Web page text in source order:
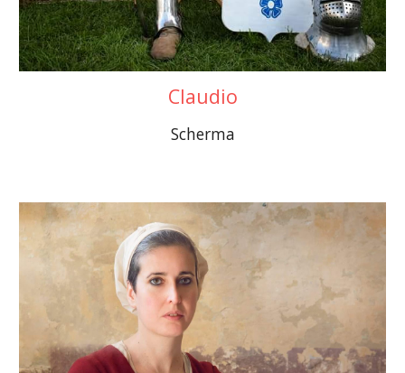
Claudio
Scherma